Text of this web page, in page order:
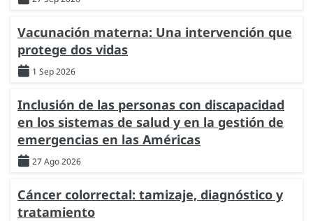
Vacunación materna: Una intervención que
protege dos vidas
1 Sep 2026
Inclusión de las personas con discapacidad
en los sistemas de salud y en la gestión de
emergencias en las Américas
27 Ago 2026
Cáncer colorrectal: tamizaje, diagnóstico y
tratamiento